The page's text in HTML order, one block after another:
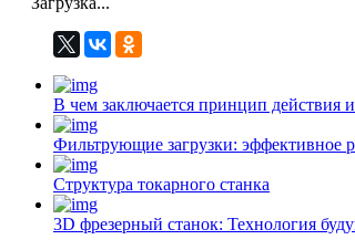
В чем заключается принцип действия
Фильтрующие загрузки: эффективное
Структура токарного станка
3D фрезерный станок: Технология